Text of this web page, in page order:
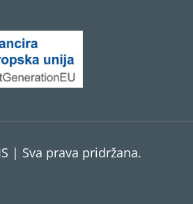
| Sva prava pridržana.